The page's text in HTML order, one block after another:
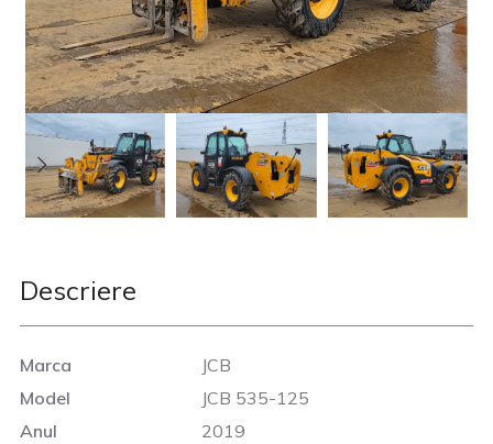
Descriere
Marca
JCB
Model
JCB 535-125
Anul
2019